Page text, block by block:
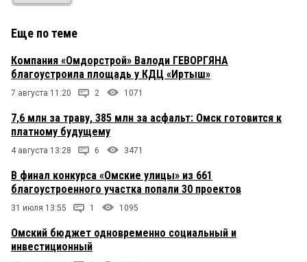
Еще по теме
Компания «Омдорстрой» Валоди ГЕВОРГЯНА
благоустроила площадь у КДЦ «Иртыш»
7 августа 11:20 2 1071
7,6 млн за траву, 385 млн за асфальт: Омск готовится к
платному будущему
4 августа 13:28 6 3471
В финал конкурса «Омские улицы» из 661
благоустроенного участка попали 30 проектов
31 июля 13:55 1 1095
Омский бюджет одновременно социальный и
инвестиционный